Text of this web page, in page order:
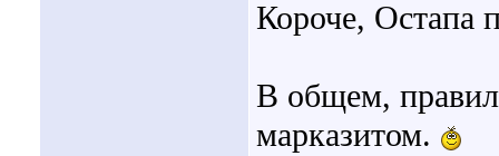
Короче, Остапа
В общем,
марказитом.